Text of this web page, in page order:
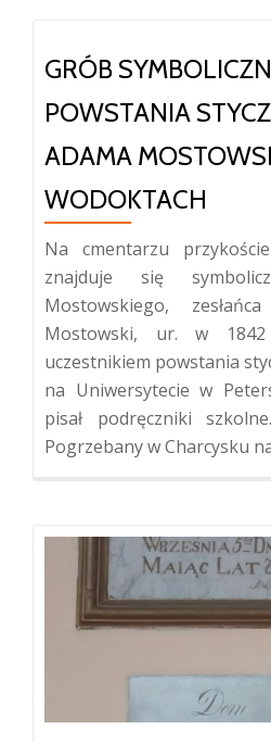
GRÓB
POWSTANIA
ADAMA
WODOKTACH
Na cmentarzu
znajduje się
Mostowskiego,
Mostowski, ur. w
uczestnikiem powstania
na Uniwersytecie w
pisał podręczniki
Pogrzebany w Charcysku